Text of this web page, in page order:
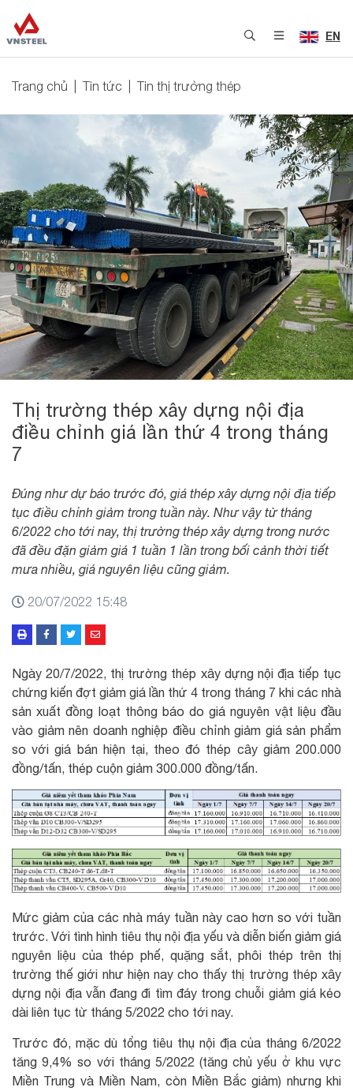
EN
Trang chủ Tin tức Tin thị trường thép
Thị trường thép xây dựng nội địa
điều chỉnh giá lần thứ 4 trong tháng
7
Đúng như dự báo trước đó, giá thép xây dựng nội địa tiếp
tục điều chỉnh giảm trong tuần này. Như vậy từ tháng
6/2022 cho tới nay, thị trường thép xây dựng trong nước
đã đều đặn giảm giá 1 tuần 1 lần trong bối cảnh thời tiết
mưa nhiều, giá nguyên liệu cũng giảm.
20/07/2022 15:48
Ngày 20/7/2022, thị trường thép xây dựng nội địa tiếp tục
chứng kiến đợt giảm giá lần thứ 4 trong tháng 7 khi các nhà
sản xuất đồng loạt thông báo do giá nguyên vật liệu đầu
vào giảm nên doanh nghiệp điều chỉnh giảm giá sản phẩm
so với giá bán hiện tại, theo đó thép cây giảm 200.000
đồng/tấn, thép cuộn giảm 300.000 đồng/tấn.
Mức giảm của các nhà máy tuần này cao hơn so với tuần
trước. Với tình hình tiêu thụ nội địa yếu và diễn biến giảm giá
nguyên liệu của thép phế, quặng sắt, phôi thép trên thị
trường thế giới như hiện nay cho thấy thị trường thép xây
dựng nội địa vẫn đang đi tìm đáy trong chuỗi giảm giá kéo
dài liên tục từ tháng 5/2022 cho tới nay.
Trước đó, mặc dù tổng tiêu thụ nội địa của tháng 6/2022
tăng 9,4% so với tháng 5/2022 (tăng chủ yếu ở khu vực
Miền Trung và Miền Nam, còn Miền Bắc giảm) nhưng khi